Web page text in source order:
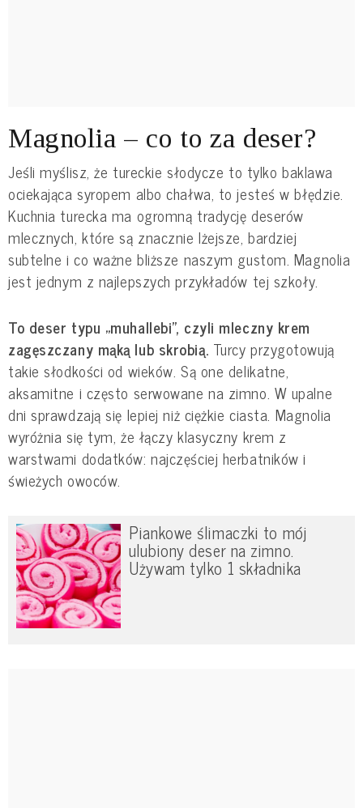
Magnolia – co to za deser?
Jeśli myślisz, że tureckie słodycze to tylko baklawa
ociekająca syropem albo chałwa, to jesteś w błędzie.
Kuchnia turecka ma ogromną tradycję deserów
mlecznych, które są znacznie lżejsze, bardziej
subtelne i co ważne bliższe naszym gustom. Magnolia
jest jednym z najlepszych przykładów tej szkoły.
To deser typu „muhallebi”, czyli mleczny krem
zagęszczany mąką lub skrobią. Turcy przygotowują
takie słodkości od wieków. Są one delikatne,
aksamitne i często serwowane na zimno. W upalne
dni sprawdzają się lepiej niż ciężkie ciasta. Magnolia
wyróżnia się tym, że łączy klasyczny krem z
warstwami dodatków: najczęściej herbatników i
świeżych owoców.
Piankowe ślimaczki to mój
ulubiony deser na zimno.
Używam tylko 1 składnika